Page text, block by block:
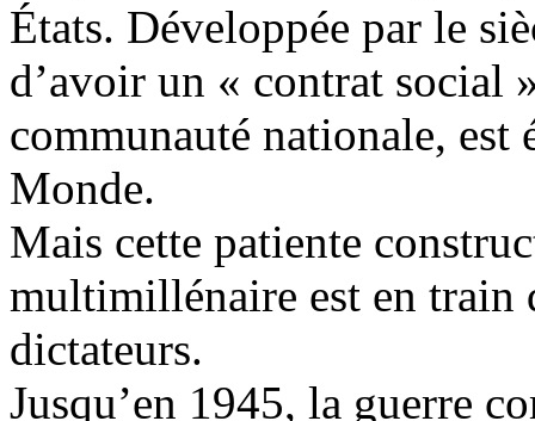
États. Développée par le
d’avoir un « contrat social
communauté nationale, est
Monde.
Mais cette patiente
multimillénaire est en train
dictateurs.
Jusqu’en 1945, la guerre